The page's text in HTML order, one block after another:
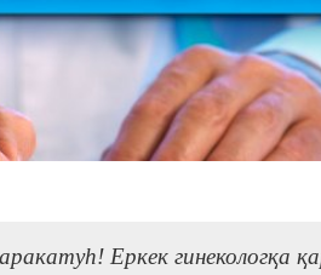
Еркек гинекологқа